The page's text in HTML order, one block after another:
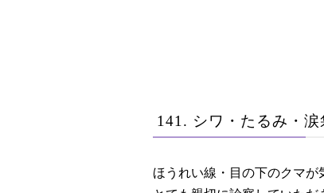
141. シワ・たるみ・
ほうれい線・目の下のクマが